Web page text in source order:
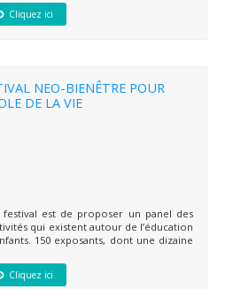
Cliquez ici
NEO-BIENÊTRE POUR
DE LA VIE
est de proposer un panel des
qui existent autour de l’éducation
150 exposants, dont une dizaine
Cliquez ici